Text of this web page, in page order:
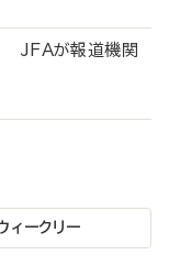
JFAが報道機関
ィークリー